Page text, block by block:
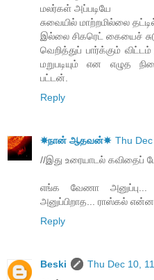
மலர்கள் அப்படியே
சுவையில் மாற்றமில்லை
இல்லை சிகரெட் கையைச்
வெறித்துப் பார்க்கும்
மறுபடியும் என எழுத
பட்டன்.
Reply
☀நான் ஆதவன்☀ Thu
//இது உரையாடல் கவிதைப்
எங்க வேணா அனுப்பு...
அனுப்பிறாத... ராஸ்கல்
Reply
Beski
Thu Dec 10,